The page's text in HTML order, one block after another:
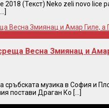
2018 (Текст) Neko zeli novo lice
Весна Змиянац и
сръбската музика в София и
постави Драган Ко [...]